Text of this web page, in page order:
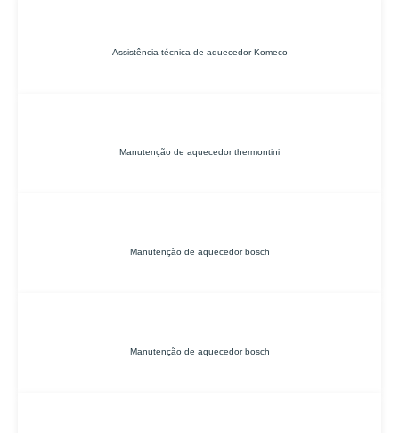
Assistência técnica de aquecedor Komeco
Manutenção de aquecedor thermontini
Manutenção de aquecedor bosch
Manutenção de aquecedor bosch